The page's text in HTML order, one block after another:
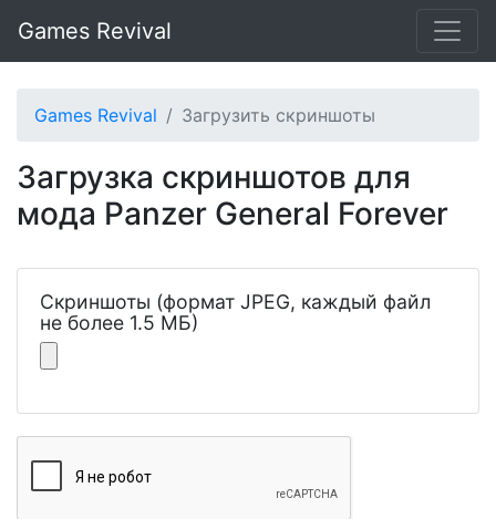
Games Revival
Games Revival Загрузить скриншоты
Загрузка скриншотов для
мода Panzer General Forever
Скриншоты (формат JPEG, каждый файл
не более 1.5 МБ)